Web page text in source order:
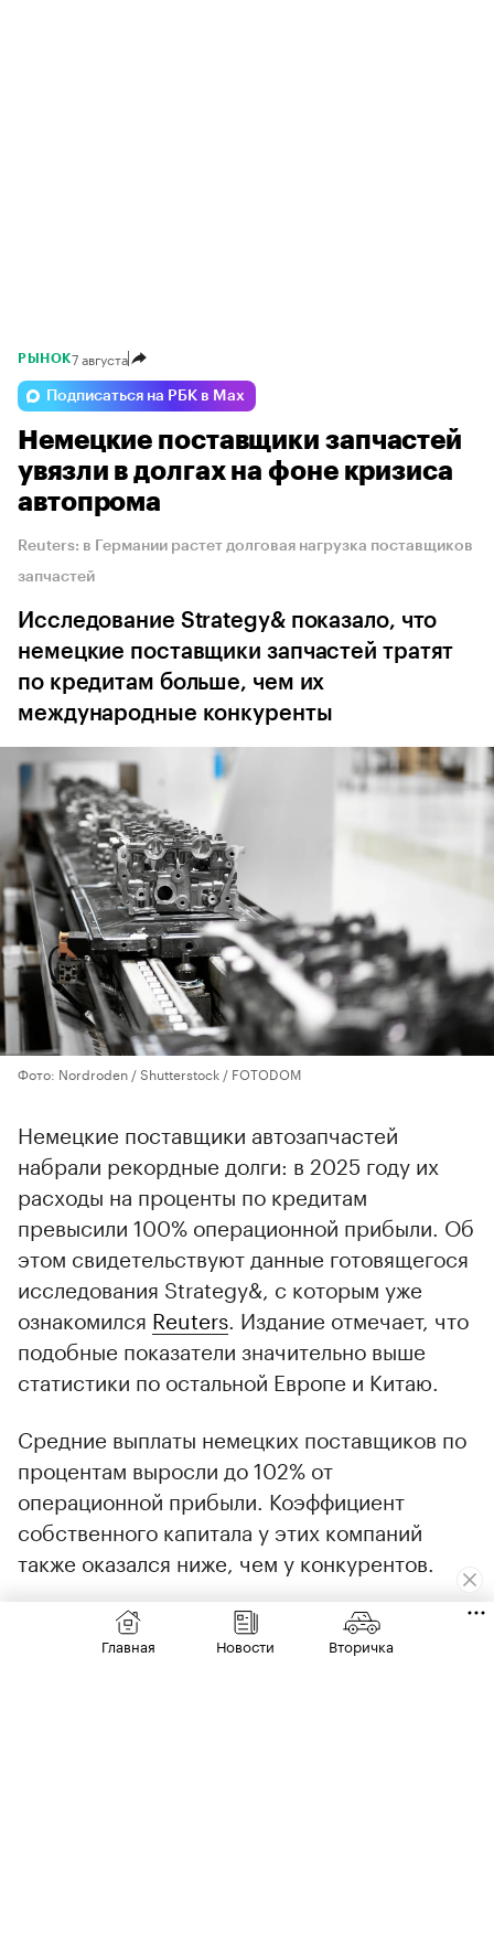
РЫНОК7 августа
Подписаться на РБК в Max
Немецкие поставщики запчастей
увязли в долгах на фоне кризиса
автопрома
Reuters: в Германии растет долговая нагрузка поставщиков
запчастей
Исследование Strategy& показало, что
немецкие поставщики запчастей тратят
по кредитам больше, чем их
международные конкуренты
Фото: Nordroden / Shutterstock / FOTODOM
Немецкие поставщики автозапчастей
набрали рекордные долги: в 2025 году их
расходы на проценты по кредитам
превысили 100% операционной прибыли. Об
этом свидетельствуют данные готовящегося
исследования Strategy&, с которым уже
ознакомился Reuters. Издание отмечает, что
подобные показатели значительно выше
статистики по остальной Европе и Китаю.
Средние выплаты немецких поставщиков по
процентам выросли до 102% от
операционной прибыли. Коэффициент
собственного капитала у этих компаний
также оказался ниже, чем у конкурентов.
Отмечается, что с 2019 по 2025 год разрыв в
издержках между немецкими и китайскими
Главная Новости Вторичка